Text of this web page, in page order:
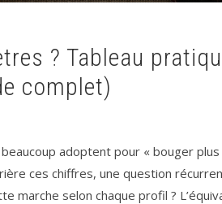
complet)
adoptent pour « bouger plus
ces chiffres, une question
marche selon chaque profil ?